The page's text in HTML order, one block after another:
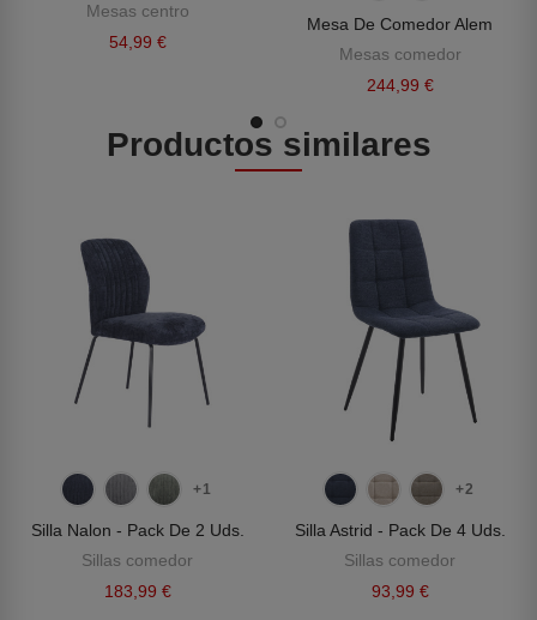
Mesas centro
54,99 €
Mesa De Comedor Alem
Mesas comedor
244,99 €
Productos similares
+1
Silla Nalon - Pack De 2 Uds.
Sillas comedor
183,99 €
+2
Silla Astrid - Pack De 4 Uds.
Sillas comedor
93,99 €